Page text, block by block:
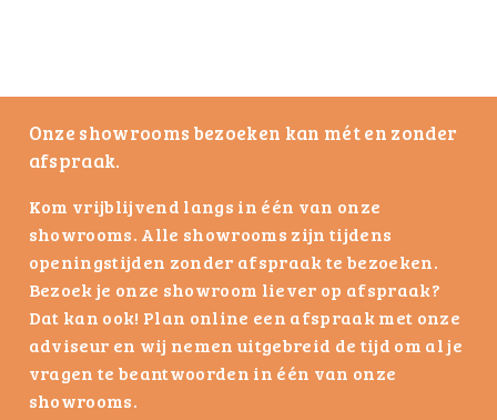
Onze showrooms bezoeken kan mét en zonder
afspraak.
Kom vrijblijvend langs in één van onze
showrooms. Alle showrooms zijn tijdens
openingstijden zonder afspraak te bezoeken.
Bezoek je onze showroom liever op afspraak?
Dat kan ook! Plan online een afspraak met onze
adviseur en wij nemen uitgebreid de tijd om al je
vragen te beantwoorden in één van onze
showrooms.